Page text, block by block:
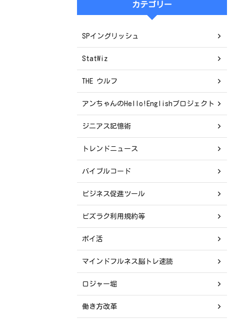
カテゴリー
SPイングリッシュ
StatWiz
THE ウルフ
アンちゃんのHello!Englishプロジェクト
ジニアス記憶術
トレンドニュース
バイブルコード
ビジネス促進ツール
ビズラク利用規約等
ポイ活
マインドフルネス脳トレ速読
ロジャー堀
働き方改革